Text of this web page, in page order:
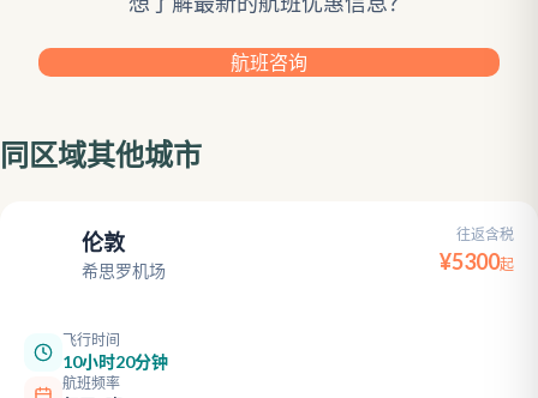
航班咨询
同区域其他城市
伦敦
希思罗机场
往返含税
¥5300起
飞行时间
10小时20分钟
航班频率